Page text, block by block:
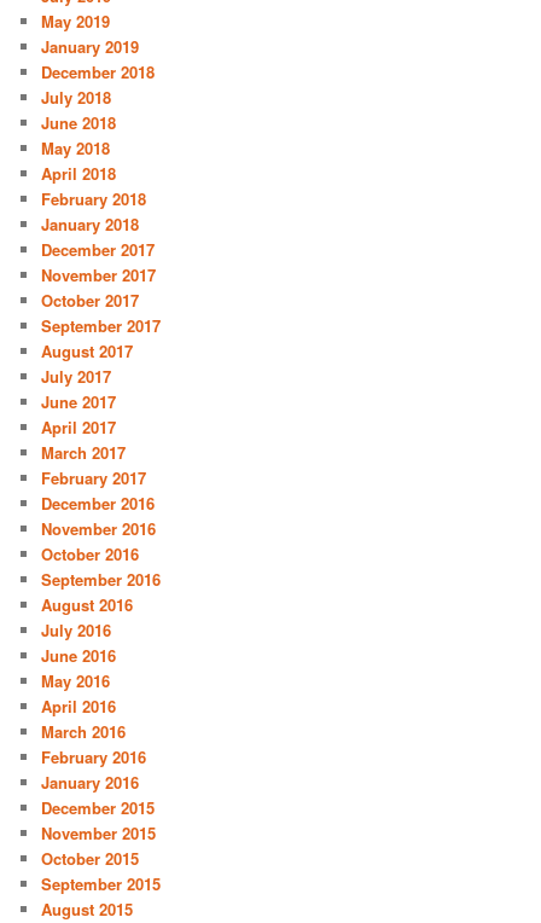
May 2019
January 2019
December 2018
July 2018
June 2018
May 2018
April 2018
February 2018
January 2018
December 2017
November 2017
October 2017
September 2017
August 2017
July 2017
June 2017
April 2017
March 2017
February 2017
December 2016
November 2016
October 2016
September 2016
August 2016
July 2016
June 2016
May 2016
April 2016
March 2016
February 2016
January 2016
December 2015
November 2015
October 2015
September 2015
August 2015